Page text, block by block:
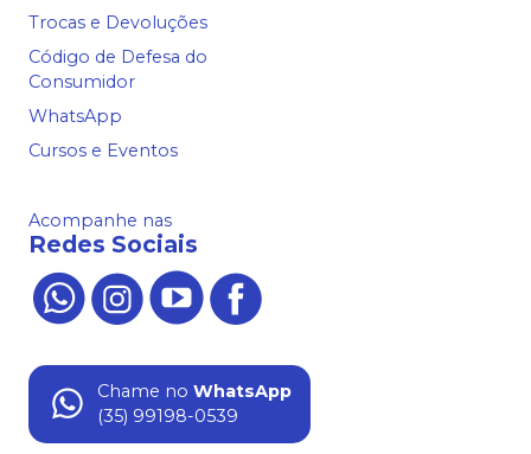
Trocas e Devoluções
Código de Defesa do
Consumidor
WhatsApp
Cursos e Eventos
Acompanhe nas
Redes Sociais
Chame no WhatsApp
(35) 99198-0539